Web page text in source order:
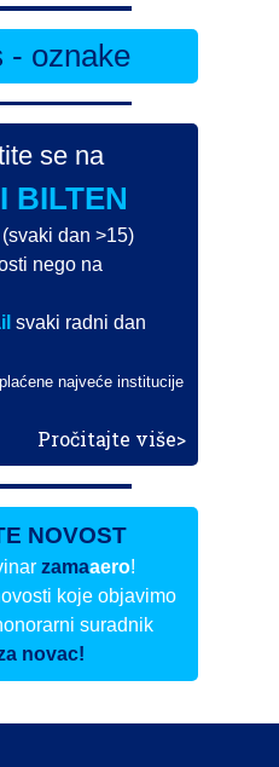
- oznake
se na
BILTEN
dan >15)
nego na
svaki radni dan
najveće institucije
Pročitajte više>
NOVOST
zamaaero!
koje objavimo
suradnik
novac!